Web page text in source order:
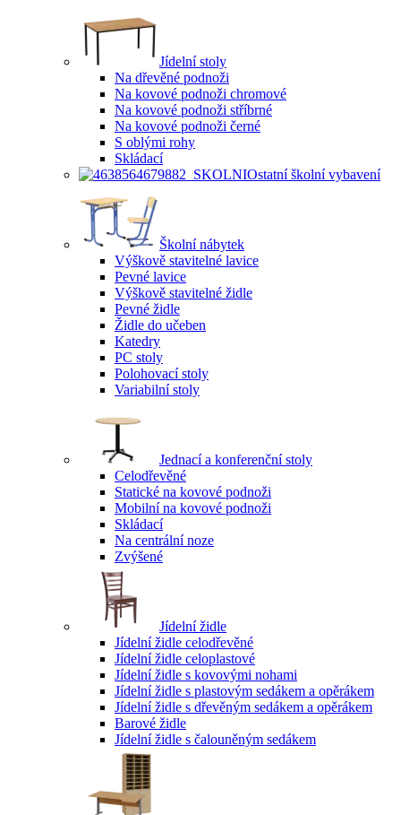
Jídelní stoly
Na dřevěné podnoži
Na kovové podnoži chromové
Na kovové podnoži stříbrné
Na kovové podnoži černé
S oblými rohy
Skládací
Ostatní školní vybavení
Školní nábytek
Výškově stavitelné lavice
Pevné lavice
Výškově stavitelné židle
Pevné židle
Židle do učeben
Katedry
PC stoly
Polohovací stoly
Variabilní stoly
Jednací a konferenční stoly
Celodřevěné
Statické na kovové podnoži
Mobilní na kovové podnoži
Skládací
Na centrální noze
Zvýšené
Jídelní židle
Jídelní židle celodřevěné
Jídelní židle celoplastové
Jídelní židle s kovovými nohami
Jídelní židle s plastovým sedákem a opěrákem
Jídelní židle s dřevěným sedákem a opěrákem
Barové židle
Jídelní židle s čalouněným sedákem